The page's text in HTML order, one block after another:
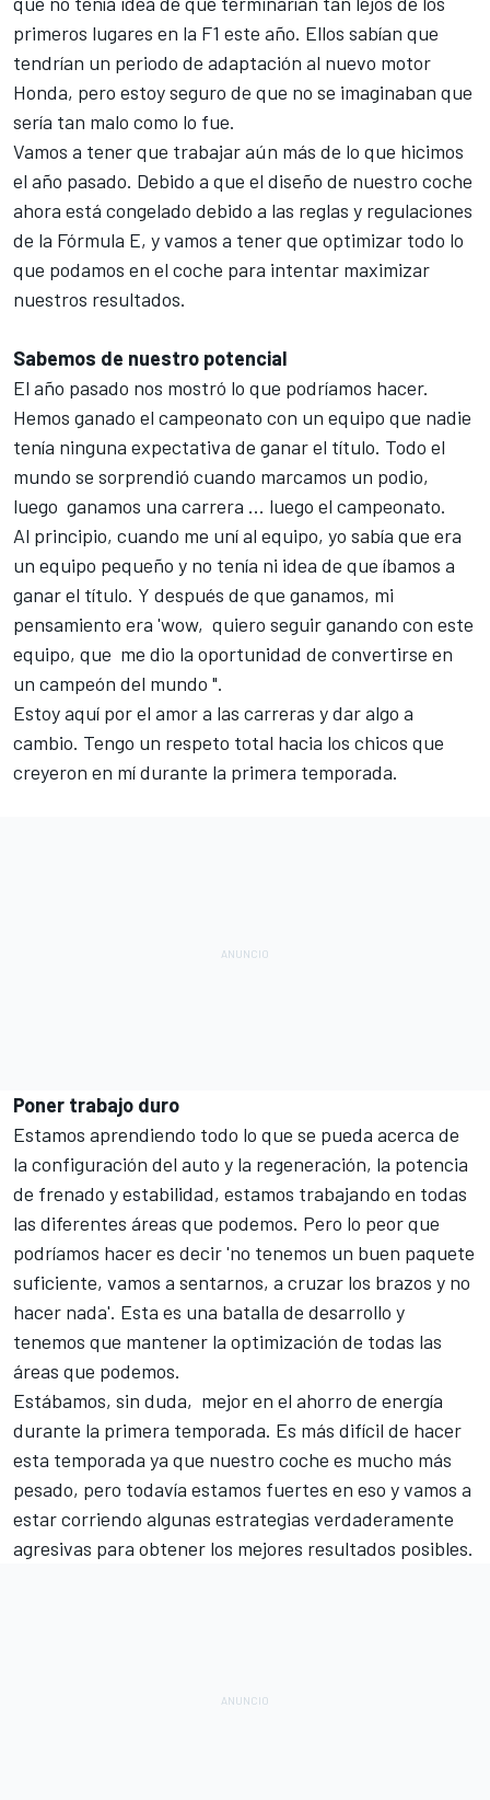
primeros lugares en la F1 este año. Ellos sabían que
tendrían un periodo de adaptación al nuevo motor
Honda, pero estoy seguro de que no se imaginaban que
sería tan malo como lo fue.
Vamos a tener que trabajar aún más de lo que hicimos
el año pasado. Debido a que el diseño de nuestro coche
ahora está congelado debido a las reglas y regulaciones
de la Fórmula E, y vamos a tener que optimizar todo lo
que podamos en el coche para intentar maximizar
nuestros resultados.
Sabemos de nuestro potencial
El año pasado nos mostró lo que podríamos hacer.
Hemos ganado el campeonato con un equipo que nadie
tenía ninguna expectativa de ganar el título. Todo el
mundo se sorprendió cuando marcamos un podio,
luego ganamos una carrera ... luego el campeonato.
Al principio, cuando me uní al equipo, yo sabía que era
un equipo pequeño y no tenía ni idea de que íbamos a
ganar el título. Y después de que ganamos, mi
pensamiento era 'wow, quiero seguir ganando con este
equipo, que me dio la oportunidad de convertirse en
un campeón del mundo ".
Estoy aquí por el amor a las carreras y dar algo a
cambio. Tengo un respeto total hacia los chicos que
creyeron en mí durante la primera temporada.
Poner trabajo duro
Estamos aprendiendo todo lo que se pueda acerca de
la configuración del auto y la regeneración, la potencia
de frenado y estabilidad, estamos trabajando en todas
las diferentes áreas que podemos. Pero lo peor que
podríamos hacer es decir 'no tenemos un buen paquete
suficiente, vamos a sentarnos, a cruzar los brazos y no
hacer nada'. Esta es una batalla de desarrollo y
tenemos que mantener la optimización de todas las
áreas que podemos.
Estábamos, sin duda, mejor en el ahorro de energía
durante la primera temporada. Es más difícil de hacer
esta temporada ya que nuestro coche es mucho más
pesado, pero todavía estamos fuertes en eso y vamos a
estar corriendo algunas estrategias verdaderamente
agresivas para obtener los mejores resultados posibles.